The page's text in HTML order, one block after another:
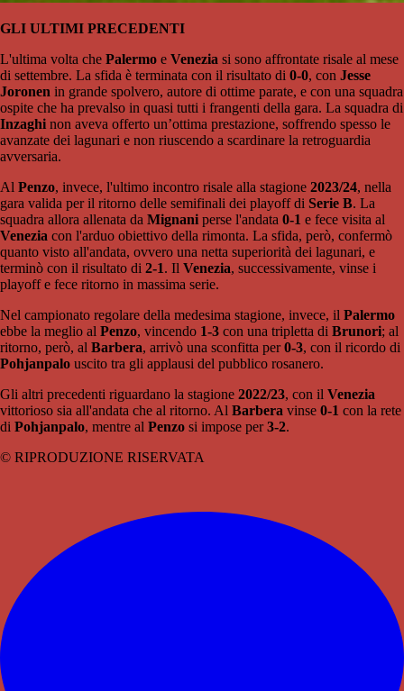
GLI ULTIMI PRECEDENTI
L'ultima volta che Palermo e Venezia si sono affrontate risale al mese
di settembre. La sfida è terminata con il risultato di 0-0, con Jesse
Joronen in grande spolvero, autore di ottime parate, e con una squadra
ospite che ha prevalso in quasi tutti i frangenti della gara. La squadra di
Inzaghi non aveva offerto un’ottima prestazione, soffrendo spesso le
avanzate dei lagunari e non riuscendo a scardinare la retroguardia
avversaria.
Al Penzo, invece, l'ultimo incontro risale alla stagione 2023/24, nella
gara valida per il ritorno delle semifinali dei playoff di Serie B. La
squadra allora allenata da Mignani perse l'andata 0-1 e fece visita al
Venezia con l'arduo obiettivo della rimonta. La sfida, però, confermò
quanto visto all'andata, ovvero una netta superiorità dei lagunari, e
terminò con il risultato di 2-1. Il Venezia, successivamente, vinse i
playoff e fece ritorno in massima serie.
Nel campionato regolare della medesima stagione, invece, il Palermo
ebbe la meglio al Penzo, vincendo 1-3 con una tripletta di Brunori; al
ritorno, però, al Barbera, arrivò una sconfitta per0-3, con il ricordo di
Pohjanpalo uscito tra gli applausi del pubblico rosanero.
Gli altri precedenti riguardano la stagione 2022/23, con il Venezia
vittorioso sia all'andata che al ritorno. Al Barbera vinse 0-1 con la rete
di Pohjanpalo, mentre al Penzo si impose per3-2.
© RIPRODUZIONE RISERVATA